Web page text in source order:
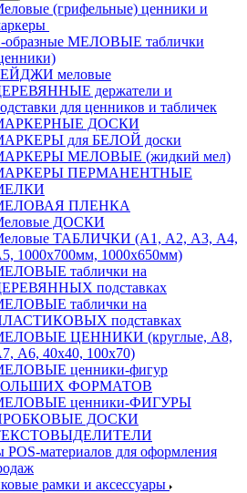
(грифельные) ценники и
образные МЕЛОВЫЕ таблички
меловые
держатели и
для ценников и табличек
ДОСКИ
для БЕЛОЙ доски
МЕЛОВЫЕ (жидкий мел)
ПЕРМАНЕНТНЫЕ
ПЛЕНКА
ДОСКИ
ТАБЛИЧКИ (А1, А2, А3, А4,
1000х700мм, 1000х650мм)
таблички на
подставках
таблички на
подставках
ЦЕННИКИ (круглые, А8,
А6, 40х40, 100х70)
ценники-фигур
ФОРМАТОВ
ценники-ФИГУРЫ
ДОСКИ
POS-материалов для оформления
рамки и аксессуары